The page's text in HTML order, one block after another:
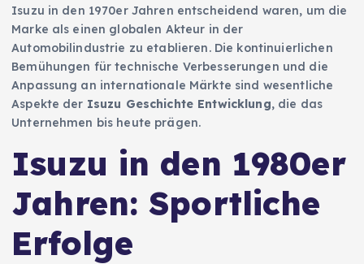
Isuzu in den 1970er Jahren entscheidend waren, um die
Marke als einen globalen Akteur in der
Automobilindustrie zu etablieren. Die kontinuierlichen
Bemühungen für technische Verbesserungen und die
Anpassung an internationale Märkte sind wesentliche
Aspekte der Isuzu Geschichte Entwicklung, die das
Unternehmen bis heute prägen.
Isuzu in den 1980er
Jahren: Sportliche
Erfolge